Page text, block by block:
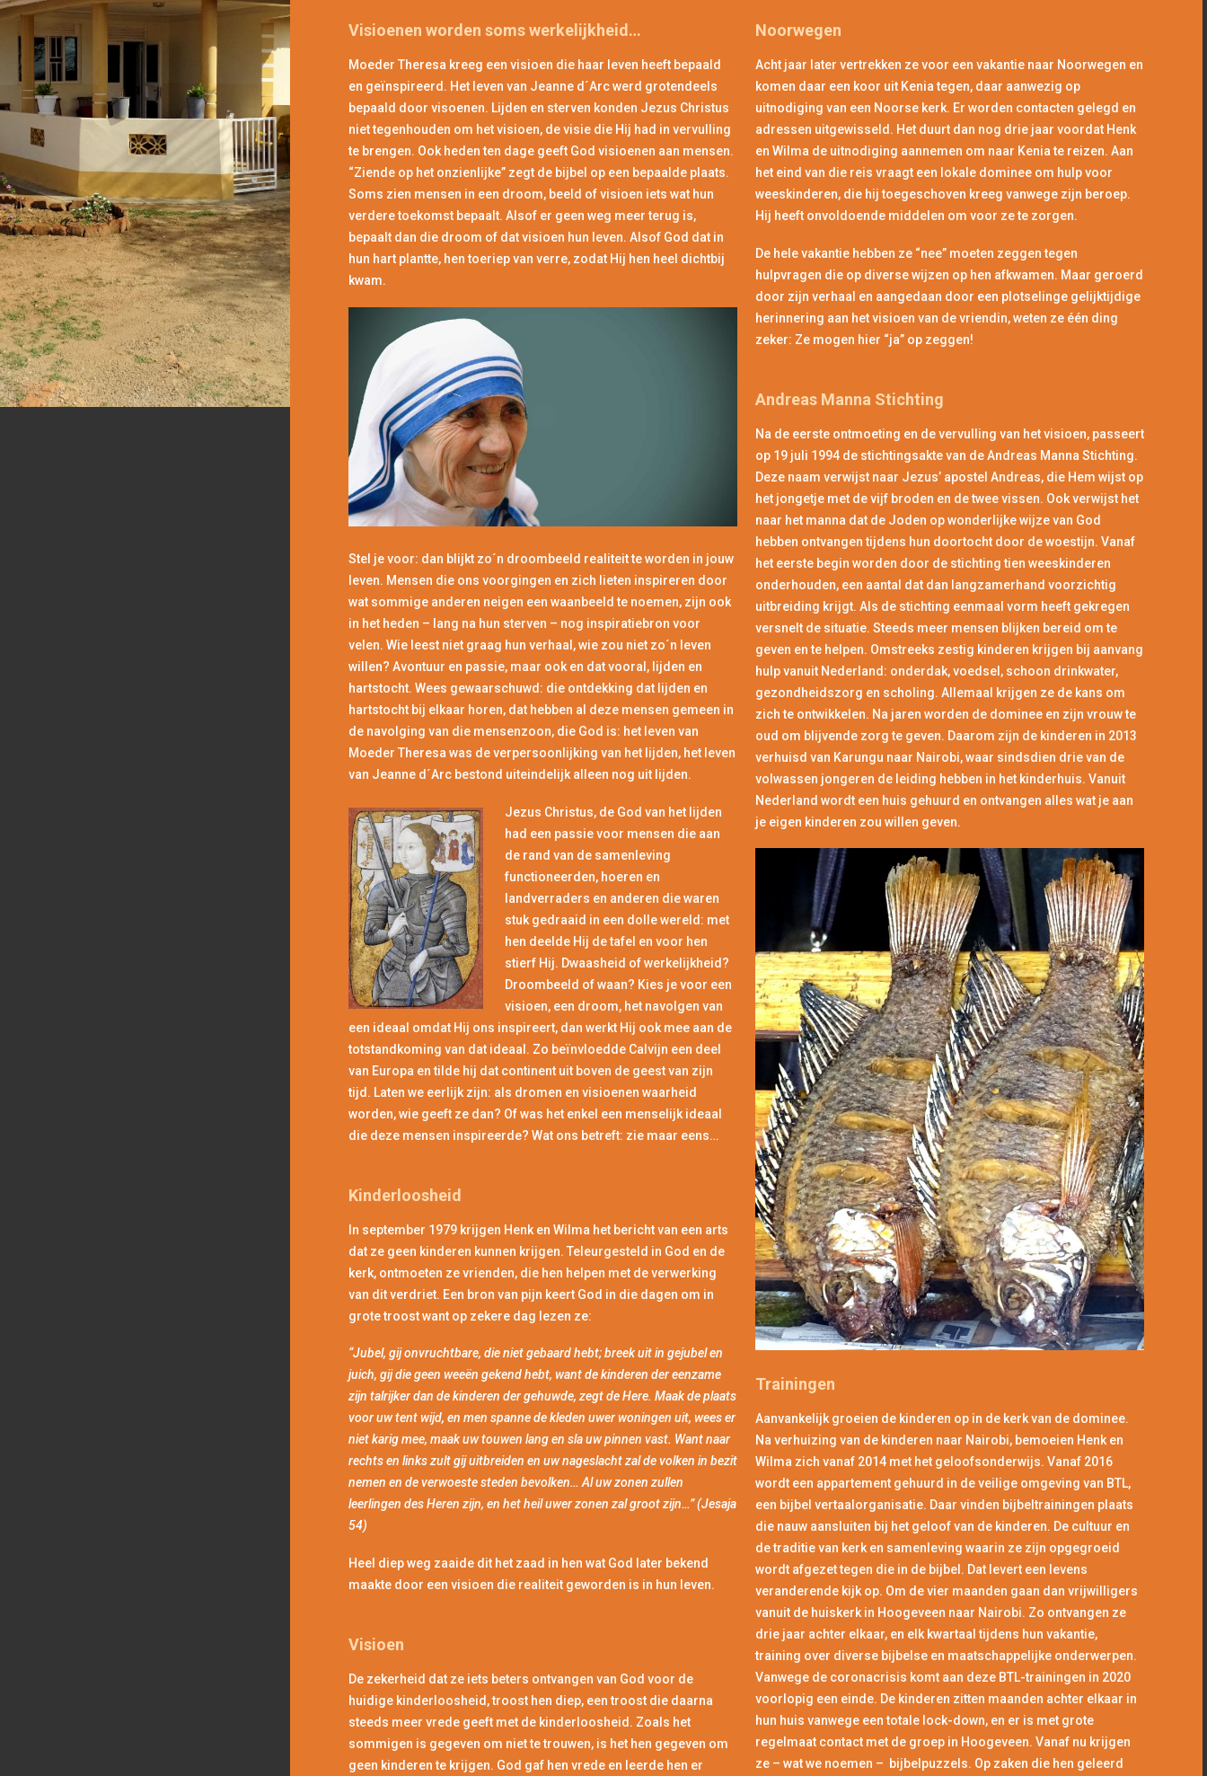
Visioenen worden soms werkelijkheid…
Moeder Theresa kreeg een visioen die haar leven heeft bepaald
en geïnspireerd. Het leven van Jeanne d´Arc werd grotendeels
bepaald door visoenen. Lijden en sterven konden Jezus Christus
niet tegenhouden om het visioen, de visie die Hij had in vervulling
te brengen. Ook heden ten dage geeft God visioenen aan mensen.
“Ziende op het onzienlijke” zegt de bijbel op een bepaalde plaats.
Soms zien mensen in een droom, beeld of visioen iets wat hun
verdere toekomst bepaalt. Alsof er geen weg meer terug is,
bepaalt dan die droom of dat visioen hun leven. Alsof God dat in
hun hart plantte, hen toeriep van verre, zodat Hij hen heel dichtbij
kwam.
Stel je voor: dan blijkt zo´n droombeeld realiteit te worden in jouw
leven. Mensen die ons voorgingen en zich lieten inspireren door
wat sommige anderen neigen een waanbeeld te noemen, zijn ook
in het heden – lang na hun sterven – nog inspiratiebron voor
velen. Wie leest niet graag hun verhaal, wie zou niet zo´n leven
willen? Avontuur en passie, maar ook en dat vooral, lijden en
hartstocht. Wees gewaarschuwd: die ontdekking dat lijden en
hartstocht bij elkaar horen, dat hebben al deze mensen gemeen in
de navolging van die mensenzoon, die God is: het leven van
Moeder Theresa was de verpersoonlijking van het lijden, het leven
van Jeanne d´Arc bestond uiteindelijk alleen nog uit lijden.
Jezus Christus, de God van het lijden
had een passie voor mensen die aan
de rand van de samenleving
functioneerden, hoeren en
landverraders en anderen die waren
stuk gedraaid in een dolle wereld: met
hen deelde Hij de tafel en voor hen
stierf Hij. Dwaasheid of werkelijkheid?
Droombeeld of waan? Kies je voor een
visioen, een droom, het navolgen van
een ideaal omdat Hij ons inspireert, dan werkt Hij ook mee aan de
totstandkoming van dat ideaal. Zo beïnvloedde Calvijn een deel
van Europa en tilde hij dat continent uit boven de geest van zijn
tijd. Laten we eerlijk zijn: als dromen en visioenen waarheid
worden, wie geeft ze dan? Of was het enkel een menselijk ideaal
die deze mensen inspireerde? Wat ons betreft: zie maar eens…
Kinderloosheid
In september 1979 krijgen Henk en Wilma het bericht van een arts
dat ze geen kinderen kunnen krijgen. Teleurgesteld in God en de
kerk, ontmoeten ze vrienden, die hen helpen met de verwerking
van dit verdriet. Een bron van pijn keert God in die dagen om in
grote troost want op zekere dag lezen ze:
“Jubel, gij onvruchtbare, die niet gebaard hebt; breek uit in gejubel en
juich, gij die geen weeën gekend hebt, want de kinderen der eenzame
zijn talrijker dan de kinderen der gehuwde, zegt de Here. Maak de plaats
voor uw tent wijd, en men spanne de kleden uwer woningen uit, wees er
niet karig mee, maak uw touwen lang en sla uw pinnen vast. Want naar
rechts en links zult gij uitbreiden en uw nageslacht zal de volken in bezit
nemen en de verwoeste steden bevolken… Al uw zonen zullen
leerlingen des Heren zijn, en het heil uwer zonen zal groot zijn…” (Jesaja
54)
Heel diep weg zaaide dit het zaad in hen wat God later bekend
maakte door een visioen die realiteit geworden is in hun leven.
Visioen
De zekerheid dat ze iets beters ontvangen van God voor de
huidige kinderloosheid, troost hen diep, een troost die daarna
steeds meer vrede geeft met de kinderloosheid. Zoals het
sommigen is gegeven om niet te trouwen, is het hen gegeven om
geen kinderen te krijgen. God gaf hen vrede en leerde hen er
Noorwegen
Acht jaar later vertrekken ze voor een vakantie naar Noorwegen en
komen daar een koor uit Kenia tegen, daar aanwezig op
uitnodiging van een Noorse kerk. Er worden contacten gelegd en
adressen uitgewisseld. Het duurt dan nog drie jaar voordat Henk
en Wilma de uitnodiging aannemen om naar Kenia te reizen. Aan
het eind van die reis vraagt een lokale dominee om hulp voor
weeskinderen, die hij toegeschoven kreeg vanwege zijn beroep.
Hij heeft onvoldoende middelen om voor ze te zorgen.
De hele vakantie hebben ze “nee” moeten zeggen tegen
hulpvragen die op diverse wijzen op hen afkwamen. Maar geroerd
door zijn verhaal en aangedaan door een plotselinge gelijktijdige
herinnering aan het visioen van de vriendin, weten ze één ding
zeker: Ze mogen hier “ja” op zeggen!
Andreas Manna Stichting
Na de eerste ontmoeting en de vervulling van het visioen, passeert
op 19 juli 1994 de stichtingsakte van de Andreas Manna Stichting.
Deze naam verwijst naar Jezus’ apostel Andreas, die Hem wijst op
het jongetje met de vijf broden en de twee vissen. Ook verwijst het
naar het manna dat de Joden op wonderlijke wijze van God
hebben ontvangen tijdens hun doortocht door de woestijn. Vanaf
het eerste begin worden door de stichting tien weeskinderen
onderhouden, een aantal dat dan langzamerhand voorzichtig
uitbreiding krijgt. Als de stichting eenmaal vorm heeft gekregen
versnelt de situatie. Steeds meer mensen blijken bereid om te
geven en te helpen. Omstreeks zestig kinderen krijgen bij aanvang
hulp vanuit Nederland: onderdak, voedsel, schoon drinkwater,
gezondheidszorg en scholing. Allemaal krijgen ze de kans om
zich te ontwikkelen. Na jaren worden de dominee en zijn vrouw te
oud om blijvende zorg te geven. Daarom zijn de kinderen in 2013
verhuisd van Karungu naar Nairobi, waar sindsdien drie van de
volwassen jongeren de leiding hebben in het kinderhuis. Vanuit
Nederland wordt een huis gehuurd en ontvangen alles wat je aan
je eigen kinderen zou willen geven.
Trainingen
Aanvankelijk groeien de kinderen op in de kerk van de dominee.
Na verhuizing van de kinderen naar Nairobi, bemoeien Henk en
Wilma zich vanaf 2014 met het geloofsonderwijs. Vanaf 2016
wordt een appartement gehuurd in de veilige omgeving van BTL,
een bijbel vertaalorganisatie. Daar vinden bijbeltrainingen plaats
die nauw aansluiten bij het geloof van de kinderen. De cultuur en
de traditie van kerk en samenleving waarin ze zijn opgegroeid
wordt afgezet tegen die in de bijbel. Dat levert een levens
veranderende kijk op. Om de vier maanden gaan dan vrijwilligers
vanuit de huiskerk in Hoogeveen naar Nairobi. Zo ontvangen ze
drie jaar achter elkaar, en elk kwartaal tijdens hun vakantie,
training over diverse bijbelse en maatschappelijke onderwerpen.
Vanwege de coronacrisis komt aan deze BTL-trainingen in 2020
voorlopig een einde. De kinderen zitten maanden achter elkaar in
hun huis vanwege een totale lock-down, en er is met grote
regelmaat contact met de groep in Hoogeveen. Vanaf nu krijgen
ze – wat we noemen – bijbelpuzzels. Op zaken die hen geleerd